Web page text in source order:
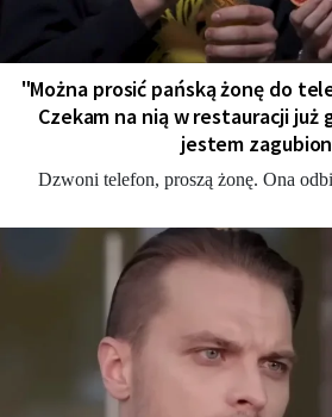
"Można prosić pańską żonę do
Czekam na nią w restauracji już
jestem
Dzwoni telefon, proszą żonę. Ona